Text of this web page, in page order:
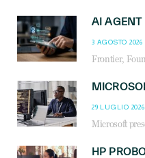
3 AGOSTO 2026
29 LUGLIO 2026